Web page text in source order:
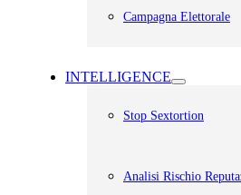
Campagna Elettorale
INTELLIGENCE
Stop Sextortion
Analisi Rischio